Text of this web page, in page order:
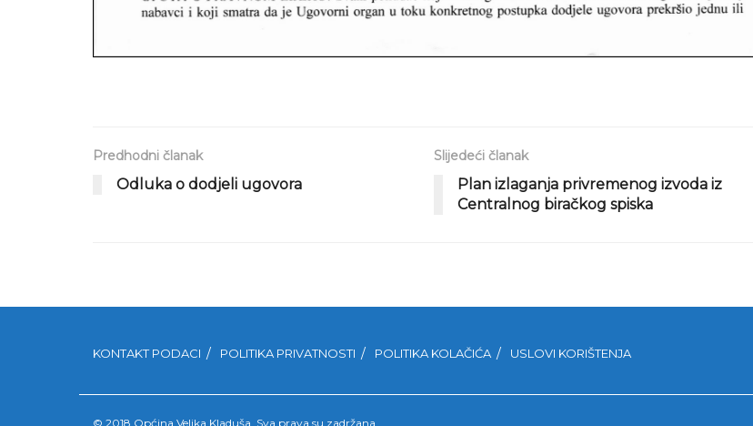
Predhodni članak
Odluka o dodjeli ugovora
Slijedeći članak
Plan izlaganja privremenog izvoda iz
Centralnog biračkog spiska
KONTAKT PODACI POLITIKA PRIVATNOSTI POLITIKA KOLAČIĆA USLOVI KORIŠTENJA
© 2018 Općina Velika Kladuša. Sva prava su zadržana